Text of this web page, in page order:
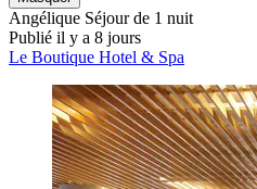
Angélique Séjour de 1 nuit
Publié il y a 8 jours
Le Boutique Hotel & Spa